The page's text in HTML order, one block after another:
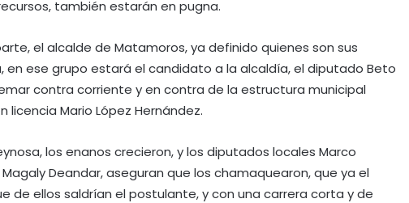
también estarán en pugna.
el alcalde de Matamoros, ya definido quienes son sus
en ese grupo estará el candidato a la alcaldía, el diputado Beto
contra corriente y en contra de la estructura municipal
Mario López Hernández.
los enanos crecieron, y los diputados locales Marco
Deandar, aseguran que los chamaquearon, que ya el
de ellos saldrían el postulante, y con una carrera corta y de